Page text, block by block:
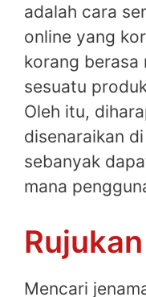
adalah cara
online yang
korang berasa
sesuatu
Oleh itu,
disenaraikan
sebanyak
mana
Mencari